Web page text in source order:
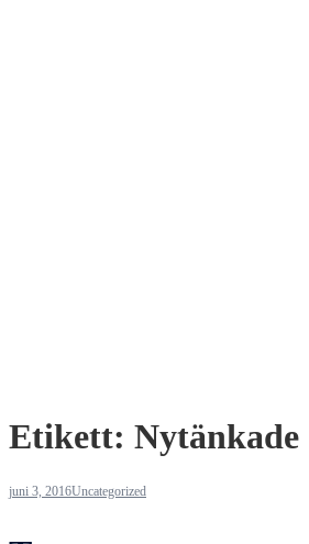
Etikett: Nytänkade
juni 3, 2016Uncategorized